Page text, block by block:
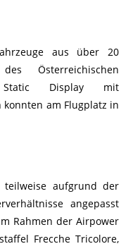
aus über 20
Österreichischen
Display mit
am Flugplatz in
teilweise aufgrund der
angepasst
Rahmen der Airpower
Frecche Tricolore,